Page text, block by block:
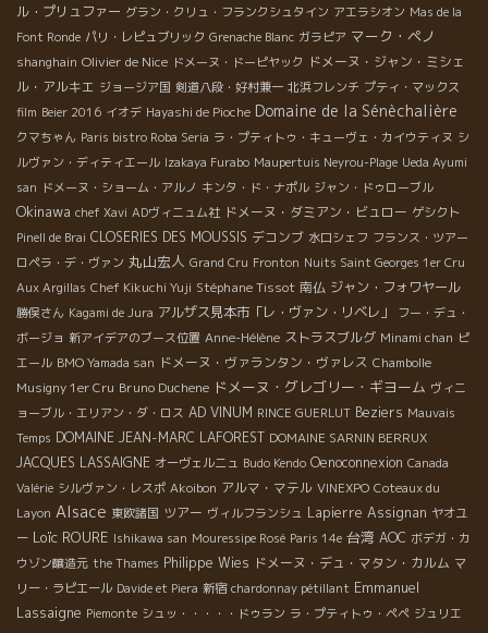
ル・プリュファー グラン・クリュ・フランクシュタイン アエラシオン Mas de la
Font Ronde パリ・レピュブリック Grenache Blanc ガラピア マーク・ペノ
shanghain Olivier de Nice ドメーヌ・ドーピヤック ドメーヌ・ジャン・ミシェ
ル・アルキエ ジョージア国 剣道八段・好村兼一 北浜フレンチ プティ・マックス
film Beier 2016 イオデ Hayashi de Pioche Domaine de la Sénèchalière
クマちゃん Paris bistro Roba Seria ラ・プティトゥ・キューヴェ・カイウティヌ シ
ルヴァン・ディティエール Izakaya Furabo Maupertuis Neyrou-Plage Ueda Ayumi
san ドメーヌ・ショーム・アルノ キンタ・ド・ナポル ジャン・ドゥローブル
Okinawa chef Xavi ADヴィニュム社 ドメーヌ・ダミアン・ビュロー ゲシクト
Pinell de Brai CLOSERIES DES MOUSSIS デコンブ 水口シェフ フランス・ツアー
ロペラ・デ・ヴァン 丸山宏人 Grand Cru Fronton Nuits Saint Georges 1er Cru
Aux Argillas Chef Kikuchi Yuji Stéphane Tissot 南仏 ジャン・フォワヤール
勝俣さん Kagami de Jura アルザス見本市「レ・ヴァン・リベレ」
フー・デュ・
ボージョ 新アイデアのブース位置 Anne-Hélène ストラスブルグ Minami chan ピ
エール BMO Yamada san ドメーヌ・ヴァランタン・ヴァレス Chambolle
Musigny 1er Cru Bruno Duchene ドメーヌ・グレゴリー・ギヨーム ヴィニ
ョーブル・エリアン・ダ・ロス AD VINUM RINCE GUERLUT Beziers Mauvais
Temps DOMAINE JEAN-MARC LAFOREST DOMAINE SARNIN BERRUX
JACQUES LASSAIGNE オーヴェルニュ Budo Kendo Oenoconnexion Canada
Valérie シルヴァン・レスポ Akoibon アルマ・マテル VINEXPO Coteaux du
Layon Alsace 東欧諸国 ツアー ヴィルフランシュ Lapierre Assignan ヤオユ
ー Loïc ROURE Ishikawa san Mouressipe Rosé Paris 14e 台湾 AOC ボデガ・カ
ウゾン醸造元 the Thames Philippe Wies ドメーヌ・デュ・マタン・カルム マ
リー・ラピエール Davide et Piera 新宿 chardonnay pétillant Emmanuel
Lassaigne Piemonte シュッ・・・・・ドゥラン ラ・プティトゥ・ペペ ジュリエ